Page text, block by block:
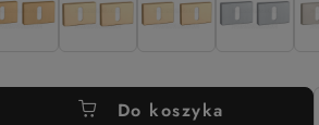
Do koszyka